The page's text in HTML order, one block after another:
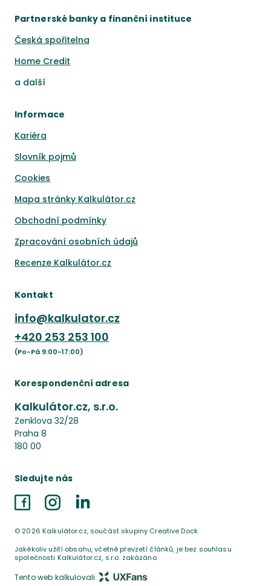
Partnerské banky a finanční instituce
Česká spořitelna
Home Credit
a další
Informace
Kariéra
Slovník pojmů
Cookies
Mapa stránky Kalkulátor.cz
Obchodní podmínky
Zpracování osobních údajů
Recenze Kalkulátor.cz
Kontakt
info@kalkulator.cz
+420 253 253 100
(Po-Pá 9:00-17:00)
Korespondenční adresa
Kalkulátor.cz, s.r.o.
Zenklova 32/28
Praha 8
180 00
Sledujte nás
FacebookInstagramLinkedIn
© 2026 Kalkulátor.cz, součást skupiny Creative Dock
Jakékoliv užití obsahu, včetně převzetí článků, je bez souhlasu
společnosti Kalkulátor.cz, s.r.o. zakázáno.
Tento web kalkulovali